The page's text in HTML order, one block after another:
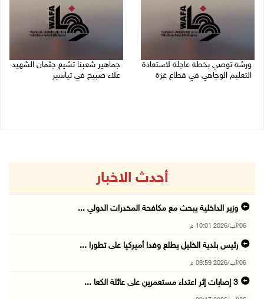
ورشة توصي بخطة عاجلة لاستعادة
التعليم الوجاهي في قطاع غزة
جماهير شعبنا تشيع جثمان الشهيد
علاء صبيح في تياسير
أحدث الاخبار
وزير الداخلية يبحث مع مكافحة المخدرات الدولي ...
06/آب/2026 10:01 م
رئيس بلدية الخليل يطلع وفدا أميركيا على تطورا ...
06/آب/2026 09:59 م